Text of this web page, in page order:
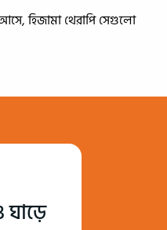
হিজামা থেরাপি সেগুলো
ঘাড়ে